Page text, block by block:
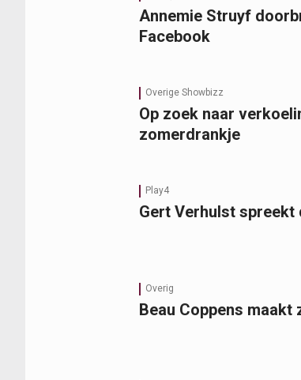
Annemie Struyf
Facebook
Overige Showbizz
Op zoek naar
zomerdrankje
Play4
Gert Verhulst spreekt
Overig
Beau Coppens maakt